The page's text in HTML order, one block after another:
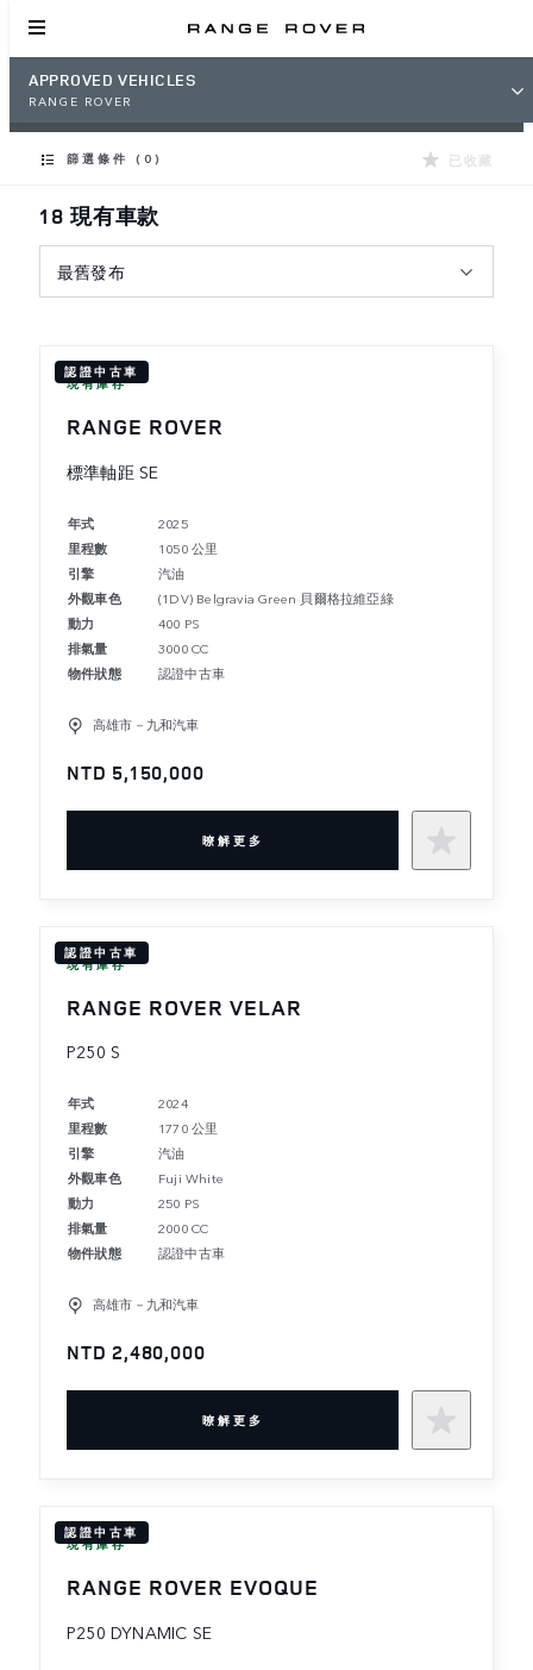
APPROVED VEHICLES
RANGE ROVER
篩選條件 (0) 已收藏
18 現有車款
最舊發布
認證中古車
現有庫存
RANGE ROVER
標準軸距 SE
年式
2025
里程數
1050 公里
引擎
汽油
外觀車色
(1DV) Belgravia Green 貝爾格拉維亞綠
動力
400 PS
排氣量
3000 CC
物件狀態
認證中古車
高雄市－九和汽車
NTD 5,150,000
暸解更多
認證中古車
現有庫存
RANGE ROVER VELAR
P250 S
年式
2024
里程數
1770 公里
引擎
汽油
外觀車色
Fuji White
動力
250 PS
排氣量
2000 CC
物件狀態
認證中古車
高雄市－九和汽車
NTD 2,480,000
暸解更多
認證中古車
現有庫存
RANGE ROVER EVOQUE
P250 DYNAMIC SE